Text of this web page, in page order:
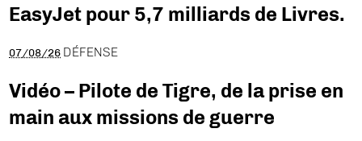
EasyJet pour 5,7 milliards de Livres.
07/08/26 DÉFENSE
Vidéo – Pilote de Tigre, de la prise en
main aux missions de guerre